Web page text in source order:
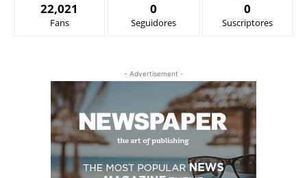
22,021
Fans
0
Seguidores
0
Suscriptores
- Advertisement -